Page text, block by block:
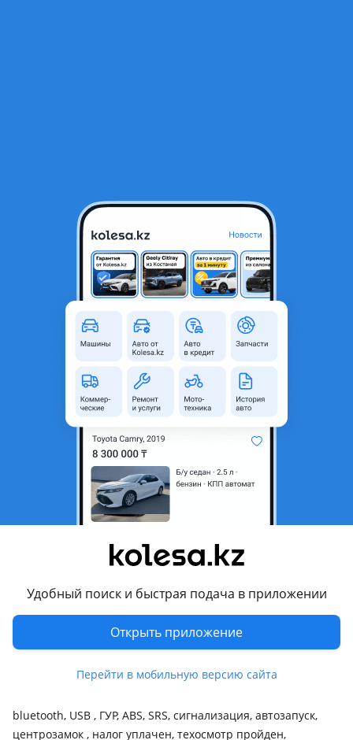
Удобный поиск и быстрая подача в приложении
Открыть приложение
Перейти в мобильную версию сайта
Mercedes-Benz C 180 1993 года
История авто
Балхаш, Карагандинская
область
1993 - 1997 W202/S202
Седан
Объем двигателя, л
Коробка передач
Автомат
синий
Растаможен в Казахстане
Проверить Историю авто
литые диски, тонировка, люк, ветровики, фаркоп , ксенон,
bluetooth, USB , ГУР, ABS, SRS, сигнализация, автозапуск,
центрозамок , налог уплачен, техосмотр пройден,